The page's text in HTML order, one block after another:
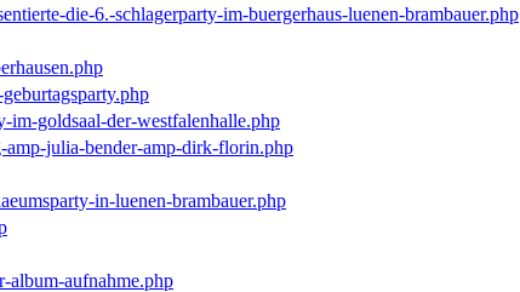
die-6.-schlagerparty-im-buergerhaus-luenen-brambauer.php
im-goldsaal-der-westfalenhalle.php
julia-bender-amp-dirk-florin.php
in-luenen-brambauer.php
album-aufnahme.php